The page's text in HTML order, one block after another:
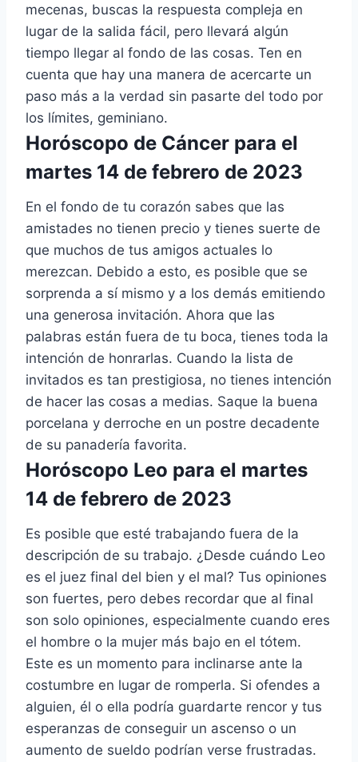
mecenas, buscas la respuesta compleja en
lugar de la salida fácil, pero llevará algún
tiempo llegar al fondo de las cosas. Ten en
cuenta que hay una manera de acercarte un
paso más a la verdad sin pasarte del todo por
los límites, geminiano.
Horóscopo de Cáncer para el
martes 14 de febrero de 2023
En el fondo de tu corazón sabes que las
amistades no tienen precio y tienes suerte de
que muchos de tus amigos actuales lo
merezcan. Debido a esto, es posible que se
sorprenda a sí mismo y a los demás emitiendo
una generosa invitación. Ahora que las
palabras están fuera de tu boca, tienes toda la
intención de honrarlas. Cuando la lista de
invitados es tan prestigiosa, no tienes intención
de hacer las cosas a medias. Saque la buena
porcelana y derroche en un postre decadente
de su panadería favorita.
Horóscopo Leo para el martes
14 de febrero de 2023
Es posible que esté trabajando fuera de la
descripción de su trabajo. ¿Desde cuándo Leo
es el juez final del bien y el mal? Tus opiniones
son fuertes, pero debes recordar que al final
son solo opiniones, especialmente cuando eres
el hombre o la mujer más bajo en el tótem.
Este es un momento para inclinarse ante la
costumbre en lugar de romperla. Si ofendes a
alguien, él o ella podría guardarte rencor y tus
esperanzas de conseguir un ascenso o un
aumento de sueldo podrían verse frustradas.